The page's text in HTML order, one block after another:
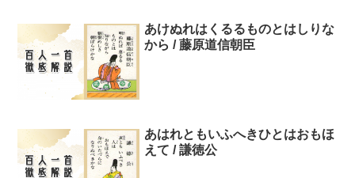
あけぬれはくるるものとはしりな
から / 藤原道信朝臣
あはれともいふへきひとはおもほ
えて / 謙徳公